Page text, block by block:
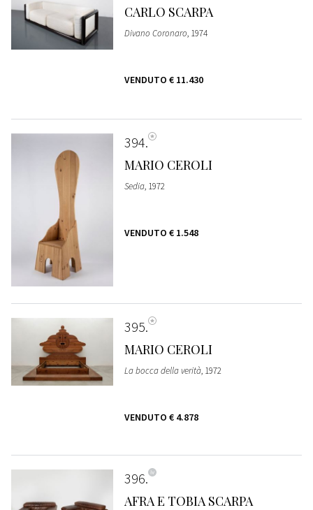
CARLO SCARPA
Divano Coronaro, 1974
VENDUTO € 11.430
394
MARIO CEROLI
Sedia, 1972
VENDUTO € 1.548
395
MARIO CEROLI
La bocca della verità, 1972
VENDUTO € 4.878
396
AFRA E TOBIA SCARPA